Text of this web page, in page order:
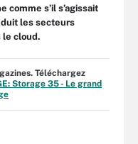
comme s’il s’agissait
les secteurs
le cloud.
Téléchargez
Storage 35 - Le grand